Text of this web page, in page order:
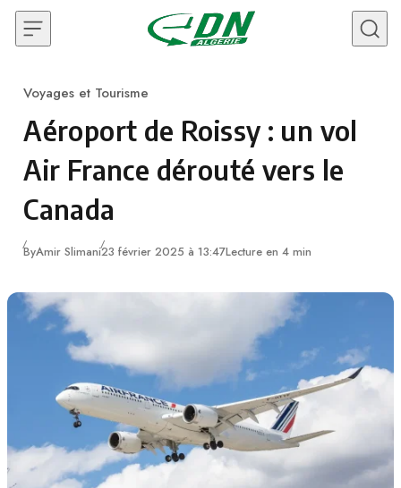
Skip to content
Category
Voyages et Tourisme
Aéroport de Roissy : un vol
Air France dérouté vers le
Canada
ByAmir Slimani23 février 2025 à 13:47Lecture en 4 min